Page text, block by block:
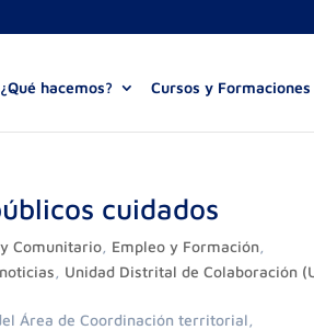
¿Qué hacemos? Cursos y Formaciones
cuidados
Comunitario Empleo y Formación
noticias Unidad Distrital de Colaboración
Área de Coordinación territorial,